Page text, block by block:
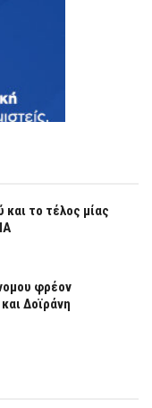
το τέλος μίας
φρέον
Δοϊράνη